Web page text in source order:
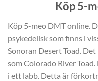
Köp 5-
Köp 5-meo DMT online.
psykedelisk som finns i
Sonoran Desert Toad.
som Colorado River
i ett labb. Detta är